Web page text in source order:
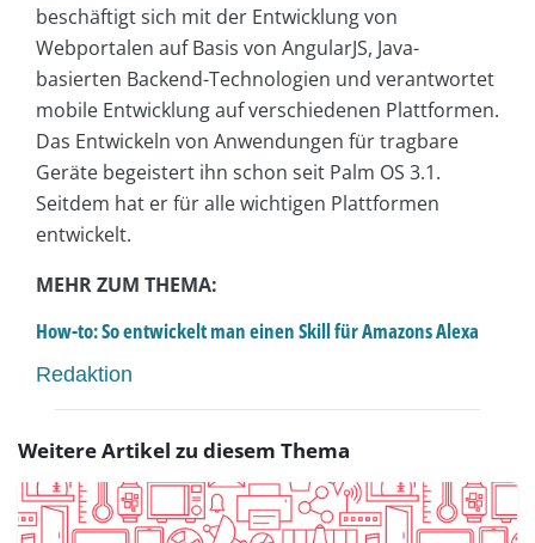
beschäftigt sich mit der Entwicklung von
Webportalen auf Basis von AngularJS, Java-
basierten Backend-Technologien und verantwortet
mobile Entwicklung auf verschiedenen Plattformen.
Das Entwickeln von Anwendungen für tragbare
Geräte begeistert ihn schon seit Palm OS 3.1.
Seitdem hat er für alle wichtigen Plattformen
entwickelt.
MEHR ZUM THEMA:
How-to: So entwickelt man einen Skill für Amazons Alexa
Redaktion
Weitere Artikel zu diesem Thema